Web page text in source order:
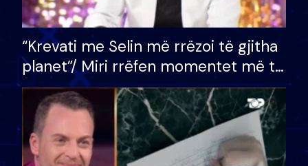
“Krevati me Selin më rrëzoi të gjitha
planet”/ Miri rrëfen momentet më të
bukura në shtëpinë e BB VIP: Do më
mungojë zilja e mëngjesit kur…